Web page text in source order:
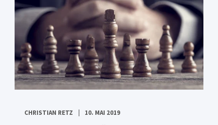
CHRISTIAN RETZ 10. MAI 2019